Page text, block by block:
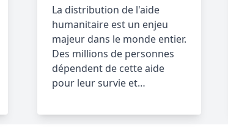
La distribution de l'aide
humanitaire est un enjeu
majeur dans le monde entier.
Des millions de personnes
dépendent de cette aide
pour leur survie et…